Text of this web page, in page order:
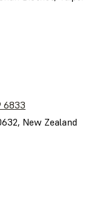
6833
New Zealand